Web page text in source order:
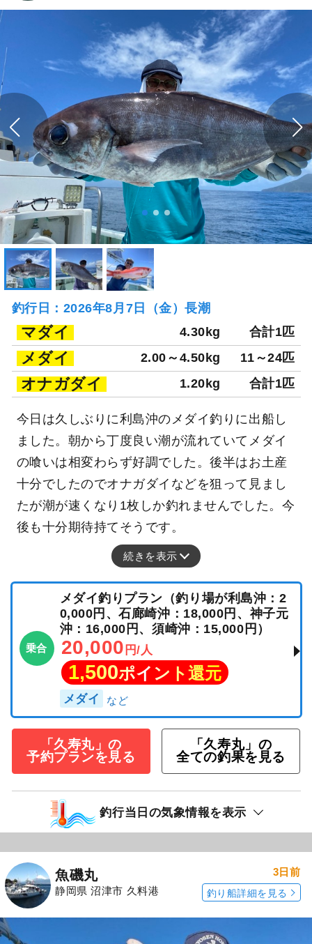
釣行日：2026年8月7日（金）長潮
マダイ 4.30kg 合計1匹
メダイ 2.00～4.50kg 11～24匹
オナガダイ 1.20kg 合計1匹
今日は久しぶりに利島沖のメダイ釣りに出船し
ました。朝から丁度良い潮が流れていてメダイ
の喰いは相変わらず好調でした。後半はお土産
十分でしたのでオナガダイなどを狙って見まし
たが潮が速くなり1枚しか釣れませんでした。今
後も十分期待持てそうです。
続きを表示
乗合
メダイ釣りプラン（釣り場が利島沖：2
0,000円、石廊崎沖：18,000円、神子元
沖：16,000円、須崎沖：15,000円）
20,000 円/人
1,500ポイント還元
メダイ
「久寿丸」の
予約プランを見る
「久寿丸」の
全ての釣果を見る
釣行当日の気象情報を表示
魚磯丸
静岡県 沼津市 久料港
3日前
釣り船詳細を見る